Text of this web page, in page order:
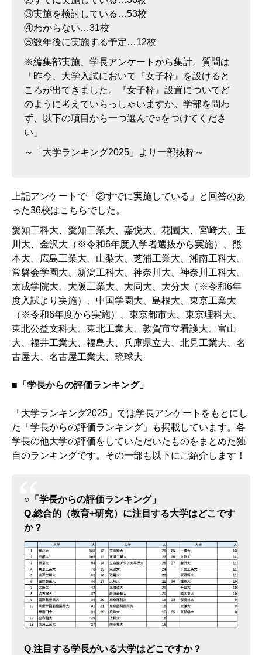
③実施を検討している…53校
④わからない…31校
⑤数年後に実施する予定…12校
※編集部実施、学長アンケートから集計。質問は
「昨今、大学入試において『女子枠』を設けると
ころが出てきました。『女子枠』設置についてど
のように考えていらっしゃいますか。学部を問わ
ず、以下の項目から一つ選んで○をつけてくださ
い」
～「大学ランキング2025」より一部抜粋～
上記アンケートで「②すでに実施している」と回答のあ
った36校はこちらでした。
愛知工科大、愛知工業大、嘉悦大、花園大、宮崎大、玉
川大、金沢大（※令和6年度入学者選抜から実施）、熊
本大、広島工業大、山梨大、芝浦工業大、湘南工科大、
常磐会学園大、新潟工科大、神奈川大、神奈川工科大、
太成学院大、大阪工業大、大同大、大分大（※令和6年
度入試より実施）、中国学園大、島根大、東京工業大
（※令和6年度から実施）、東京都市大、東京理科大、
東北公益文科大、東北工業大、敦賀市立看護大、富山
大、福井工業大、福島大、兵庫県立大、北見工業大、名
古屋大、名古屋工業大、琉球大
■「学長からの評価ランキング」
「大学ランキング2025」では学長アンケートをもとにし
た「学長からの評価ランキング」も掲載しています。各
学長の他大学の評価をしていただいたものをまとめた独
自のランキングです。その一部も以下にご紹介します！
○「学長からの評価ランキング」
Q.総合的（教育+研究）に注目する大学はどこです
か？
Q.注目する学長がいる大学はどこですか？